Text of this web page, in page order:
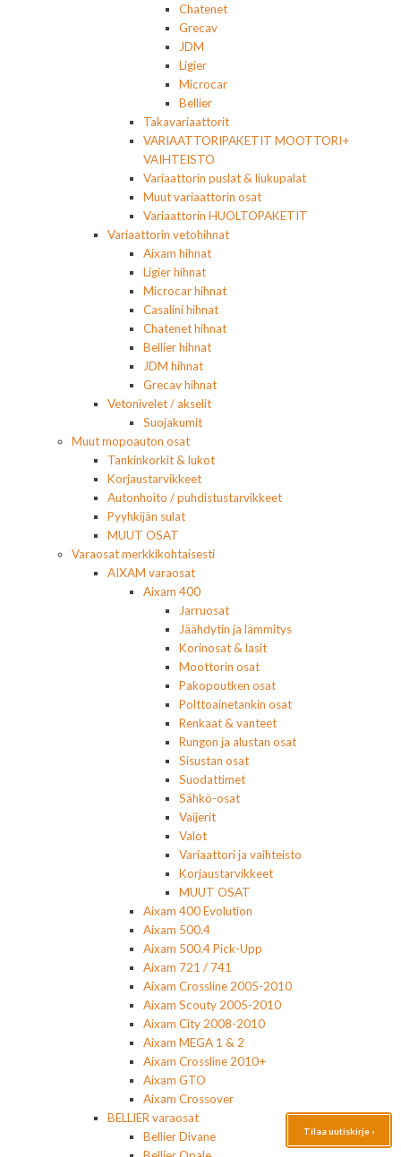
Chatenet
Grecav
JDM
Ligier
Microcar
Bellier
Takavariaattorit
VARIAATTORIPAKETIT MOOTTORI+
VAIHTEISTO
Variaattorin puslat & liukupalat
Muut variaattorin osat
Variaattorin HUOLTOPAKETIT
Variaattorin vetohihnat
Aixam hihnat
Ligier hihnat
Microcar hihnat
Casalini hihnat
Chatenet hihnat
Bellier hihnat
JDM hihnat
Grecav hihnat
Vetonivelet / akselit
Suojakumit
Muut mopoauton osat
Tankinkorkit & lukot
Korjaustarvikkeet
Autonhoito / puhdistustarvikkeet
Pyyhkijän sulat
MUUT OSAT
Varaosat merkkikohtaisesti
AIXAM varaosat
Aixam 400
Jarruosat
Jäähdytin ja lämmitys
Korinosat & lasit
Moottorin osat
Pakopoutken osat
Polttoainetankin osat
Renkaat & vanteet
Rungon ja alustan osat
Sisustan osat
Suodattimet
Sähkö-osat
Vaijerit
Valot
Variaattori ja vaihteisto
Korjaustarvikkeet
MUUT OSAT
Aixam 400 Evolution
Aixam 500.4
Aixam 500.4 Pick-Upp
Aixam 721 / 741
Aixam Crossline 2005-2010
Aixam Scouty 2005-2010
Aixam City 2008-2010
Aixam MEGA 1 & 2
Aixam Crossline 2010+
Aixam GTO
Aixam Crossover
BELLIER varaosat
Bellier Divane
Tilaa uutiskirje ›